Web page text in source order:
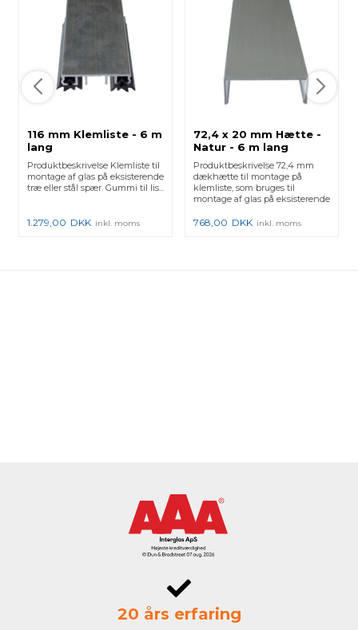
116 mm Klemliste - 6 m
lang
Produktbeskrivelse Klemliste til
montage af glas på eksisterende
træ eller stål spær. Gummi til lis...
1.279,00 DKK inkl. moms
72,4 x 20 mm Hætte -
Natur - 6 m lang
Produktbeskrivelse 72,4 mm
dækhætte til montage på
klemliste, som bruges til
montage af glas på eksisterende
768,00 DKK inkl. moms
20 års erfaring